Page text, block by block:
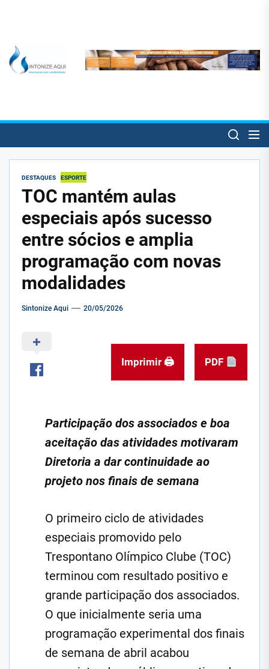
content
SintonizeAqui
DESTAQUES ESPORTE
TOC mantém aulas
especiais após sucesso
entre sócios e amplia
programação com novas
modalidades
Sintonize Aqui 20/05/2026
Imprimir 🖨 PDF
Participação dos associados e boa
aceitação das atividades motivaram
Diretoria a dar continuidade ao
projeto nos finais de semana
O primeiro ciclo de atividades
especiais promovido pelo
Trespontano Olímpico Clube (TOC)
terminou com resultado positivo e
grande participação dos associados.
O que inicialmente seria uma
programação experimental dos finais
de semana de abril acabou